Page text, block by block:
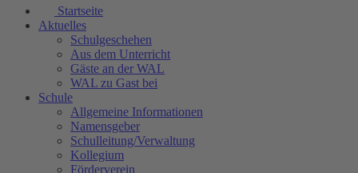
Startseite
Aktuelles
Schulgeschehen
Aus dem Unterricht
Gäste an der WAL
WAL zu Gast bei
Schule
Allgemeine Informationen
Namensgeber
Schulleitung/Verwaltung
Kollegium
Förderverein